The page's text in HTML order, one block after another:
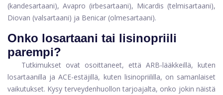
(kandesartaani), Avapro (irbesartaani), Micardis (telmisartaani),
Diovan (valsartaani) ja Benicar (olmesartaani).
Onko losartaani tai lisinopriili
parempi?
Tutkimukset ovat osoittaneet, että ARB-lääkkeillä, kuten
losartaanilla ja ACE-estäjillä, kuten lisinopriililla, on samanlaiset
vaikutukset. Kysy terveydenhuollon tarjoajalta, onko jokin näistä